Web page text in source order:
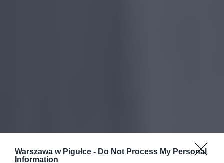
Warszawa w Pigułce - Do Not Process My Personal
Information